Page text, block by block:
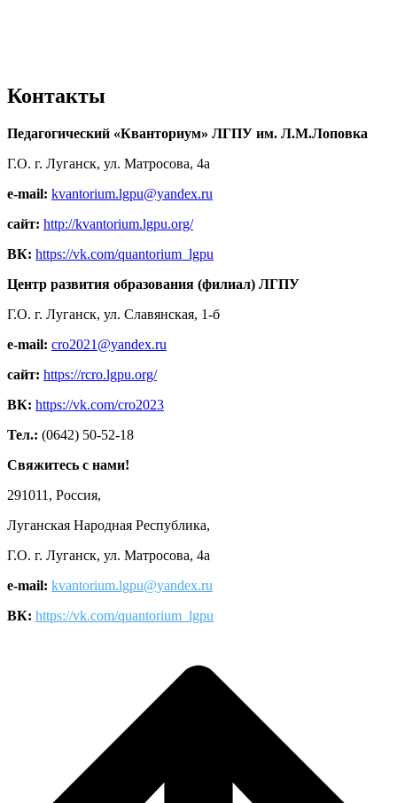
Контакты
Педагогический «Кванториум» ЛГПУ им. Л.М.Лоповка
Г.О. г. Луганск, ул. Матросова, 4а
e-mail: kvantorium.lgpu@yandex.ru
сайт: http://kvantorium.lgpu.org/
ВК: https://vk.com/quantorium_lgpu
Центр развития образования (филиал) ЛГПУ
Г.О. г. Луганск, ул. Славянская, 1-б
e-mail: cro2021@yandex.ru
сайт: https://rcro.lgpu.org/
ВК: https://vk.com/cro2023
Тел.: (0642) 50-52-18
Свяжитесь с нами!
291011, Россия,
Луганская Народная Республика,
Г.О. г. Луганск, ул. Матросова, 4а
e-mail: kvantorium.lgpu@yandex.ru
ВК: https://vk.com/quantorium_lgpu